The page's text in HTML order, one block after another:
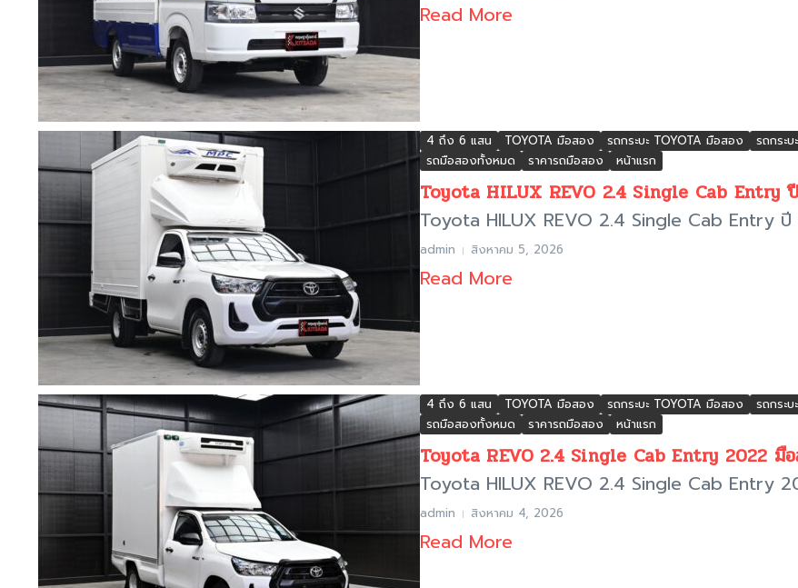
Read More
4 ถึง 6 แสน TOYOTA มือสอง รถกระบะ TOYOTA มือสอง รถกระ
รถมือสองทั้งหมด
ราคารถมือสอง หน้าแรก
Toyota HILUX REVO 2.4 Single Cab Entry
Toyota HILUX REVO 2.4 Single Cab Entry
admin สิงหาคม 5, 2026
Read More
4 ถึง 6 แสน TOYOTA มือสอง รถกระบะ TOYOTA มือสอง รถกระ
รถมือสองทั้งหมด
ราคารถมือสอง หน้าแรก
Toyota REVO 2.4 Single Cab Entry 2022 มือ
Toyota HILUX REVO 2.4 Single Cab Entry
admin สิงหาคม 4, 2026
Read More